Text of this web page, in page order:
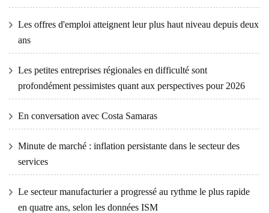
Les offres d'emploi atteignent leur plus haut niveau depuis deux
ans
Les petites entreprises régionales en difficulté sont
profondément pessimistes quant aux perspectives pour 2026
En conversation avec Costa Samaras
Minute de marché : inflation persistante dans le secteur des
services
Le secteur manufacturier a progressé au rythme le plus rapide
en quatre ans, selon les données ISM